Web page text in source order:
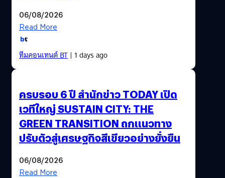
06/08/2026
Read More
ทีมคอนเทนต์ BT| 1 days ago
ครบรอบ 6 ปี สำนักข่าว TODAY เปิด
เวทีใหญ่ SUSTAIN CITY: THE
GREEN TRANSITION ถกแนวทาง
ปรับตัวสู่เศรษฐกิจสีเขียวอย่างยั่งยืน
06/08/2026
Read More